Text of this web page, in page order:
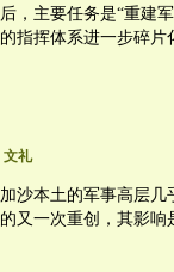
后，主要任务是“重建
的指挥体系进一步碎片
文礼
加沙本土的军事高层
的又一次重创，其影响